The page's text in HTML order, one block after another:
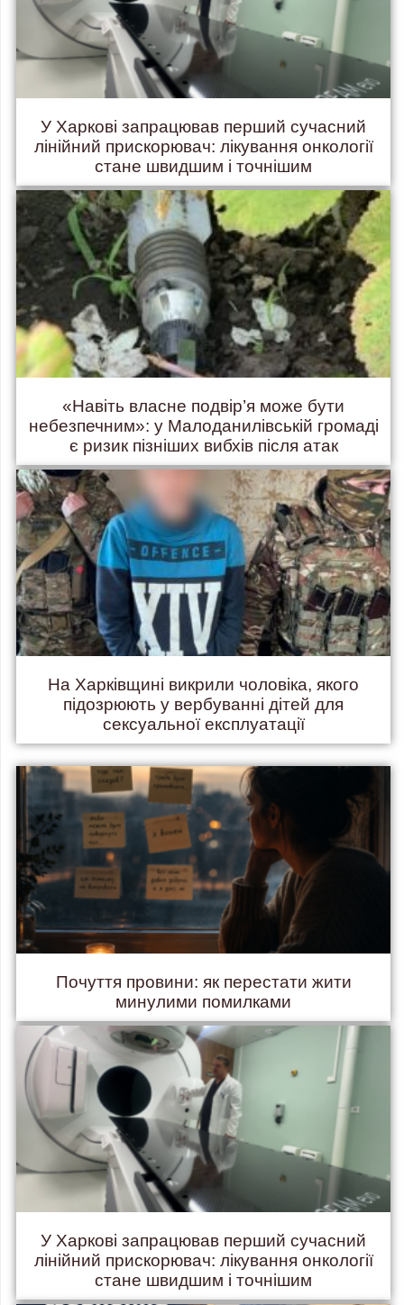
У Харкові запрацював перший сучасний
лінійний прискорювач: лікування онкології
стане швидшим і точнішим
«Навіть власне подвір’я може бути
небезпечним»: у Малоданилівській громаді
є ризик пізніших вибхів після атак
На Харківщині викрили чоловіка, якого
підозрюють у вербуванні дітей для
сексуальної експлуатації
Почуття провини: як перестати жити
минулими помилками
У Харкові запрацював перший сучасний
лінійний прискорювач: лікування онкології
стане швидшим і точнішим